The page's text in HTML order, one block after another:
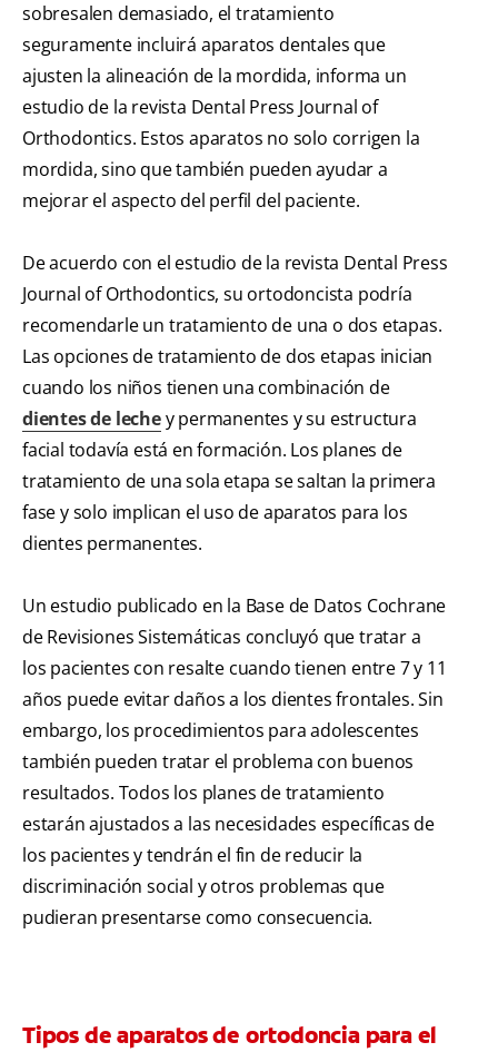
sobresalen demasiado, el tratamiento
seguramente incluirá aparatos dentales que
ajusten la alineación de la mordida, informa un
estudio de la revista Dental Press Journal of
Orthodontics. Estos aparatos no solo corrigen la
mordida, sino que también pueden ayudar a
mejorar el aspecto del perfil del paciente.
De acuerdo con el estudio de la revista Dental Press
Journal of Orthodontics, su ortodoncista podría
recomendarle un tratamiento de una o dos etapas.
Las opciones de tratamiento de dos etapas inician
cuando los niños tienen una combinación de
dientes de lechey permanentes y su estructura
facial todavía está en formación. Los planes de
tratamiento de una sola etapa se saltan la primera
fase y solo implican el uso de aparatos para los
dientes permanentes.
Un estudio publicado en la Base de Datos Cochrane
de Revisiones Sistemáticas concluyó que tratar a
los pacientes con resalte cuando tienen entre 7 y 11
años puede evitar daños a los dientes frontales. Sin
embargo, los procedimientos para adolescentes
también pueden tratar el problema con buenos
resultados. Todos los planes de tratamiento
estarán ajustados a las necesidades específicas de
los pacientes y tendrán el fin de reducir la
discriminación social y otros problemas que
pudieran presentarse como consecuencia.
Tipos de aparatos de ortodoncia para el